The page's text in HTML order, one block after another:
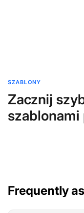
SZABLONY
Zacznij
Frequently